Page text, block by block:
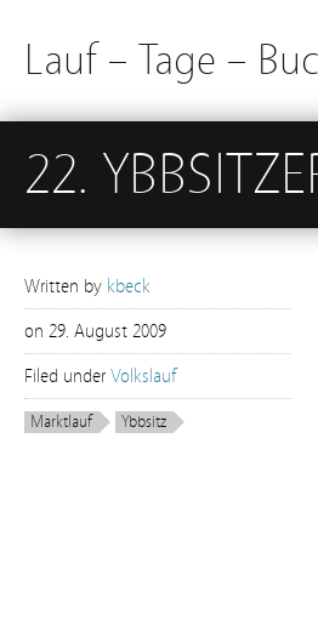
Lauf – Tage –
22.
Written by kbeck
on 29. August 2009
Filed under Volkslauf
Marktlauf Ybbsitz